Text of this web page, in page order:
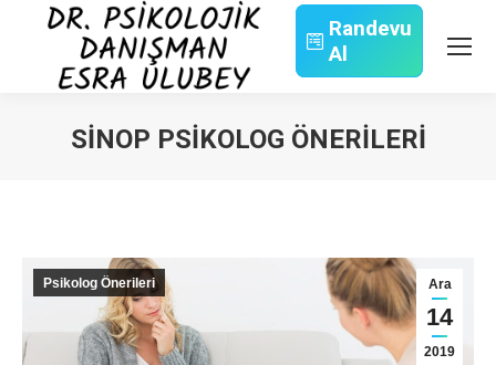
Randevu
Al
SINOP PSIKOLOG ÖNERILERI
Ara
14
2019
Psikolog Önerileri